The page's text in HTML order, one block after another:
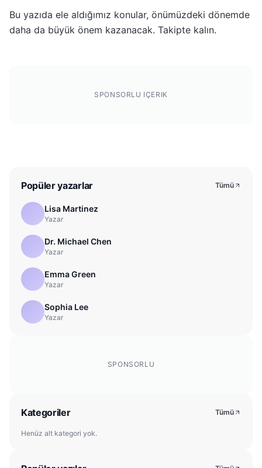
Bu yazıda ele aldığımız konular, önümüzdeki dönemde
daha da büyük önem kazanacak. Takipte kalın.
SPONSORLU IÇERIK
Popüler yazarlar Tümü
Lisa Martinez
Yazar
Dr. Michael Chen
Yazar
Emma Green
Yazar
Sophia Lee
Yazar
SPONSORLU
Kategoriler Tümü
Henüz alt kategori yok.